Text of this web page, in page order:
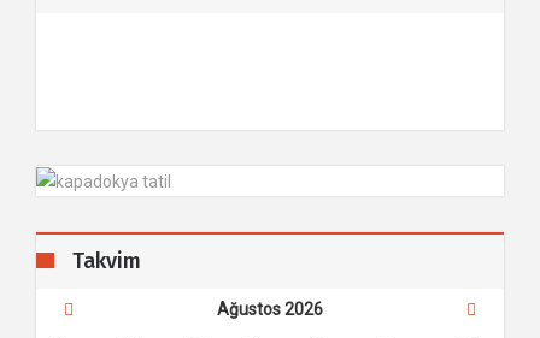
Takvim
Ağustos 2026